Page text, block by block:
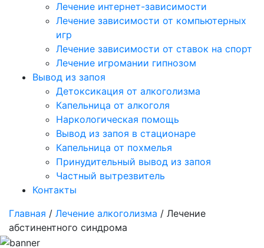
Лечение интернет-зависимости
Лечение зависимости от компьютерных
игр
Лечение зависимости от ставок на спорт
Лечение игромании гипнозом
Вывод из запоя
Детоксикация от алкоголизма
Капельница от алкоголя
Наркологическая помощь
Вывод из запоя в стационаре
Капельница от похмелья
Принудительный вывод из запоя
Частный вытрезвитель
Контакты
Главная / Лечение алкоголизма / Лечение
абстинентного синдрома